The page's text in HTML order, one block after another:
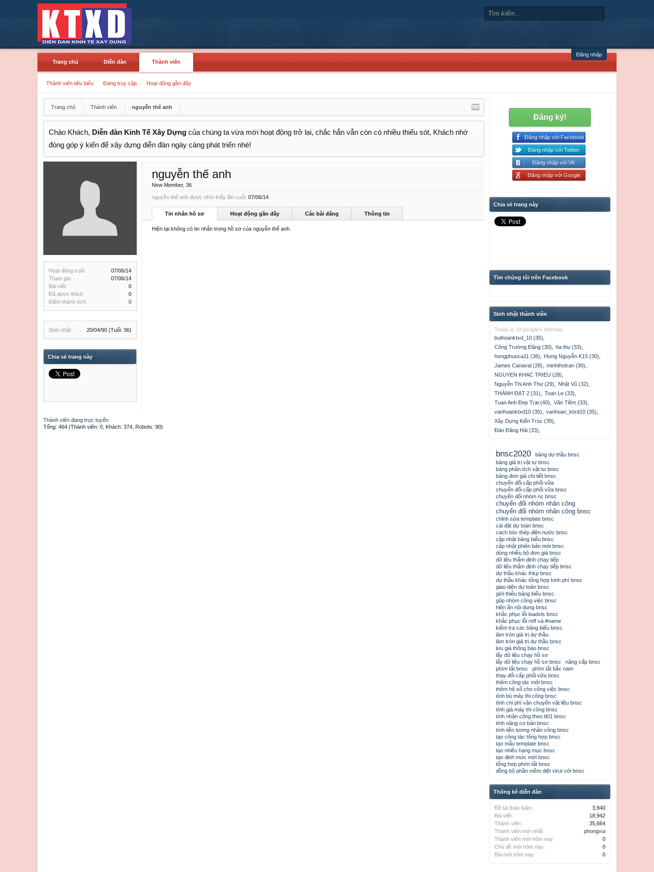
Đăng nhập
Trang chủ
Diễn đàn Thành viên
Thành viên tiêu biểu Đang truy cập Hoạt động gần đây
Trang chủ Thành viên nguyễn thế anh
Chào Khách, Diễn đàn Kinh Tế Xây Dựng của chúng ta vừa mới hoạt động trở lại, chắc hẳn vẫn còn có nhiều thiếu sót, Khách nhớ
đóng góp ý kiến để xây dựng diễn đàn ngày càng phát triển nhé!
Hoạt động cuối:
07/06/14
Tham gia:
07/06/14
Bài viết:
0
Đã được thích:
0
Điểm thành tích:
0
Sinh nhật: 20/04/90 (Tuổi: 36)
Chia sẻ trang này
nguyễn thế anh
New Member, 36
nguyễn thế anh được nhìn thấy lần cuối: 07/06/14
Tin nhắn hồ sơ Hoạt động gần đây Các bài đăng Thông tin
Hiện tại không có tin nhắn trong hồ sơ của nguyễn thế anh.
Thành viên đang trực tuyến
Tổng: 464 (Thành viên: 0, Khách: 374, Robots: 90)
Đăng ký!
Đăng nhập với Facebook
Đăng nhập với Twitter
Đăng nhập với VK
Đăng nhập với Google
Chia sẻ trang này
Tìm chúng tôi trên Facebook
Sinh nhật thành viên
Today is 18 people's birthday.
buihoanktxd_10 (35)
Công Trường Đặng (30)
ha thu (33)
hongphuoca11 (36)
Hưng Nguyễn K15 (30)
James Canaval (28)
minhthotran (30)
NGUYEN KHAC TRIEU (28)
Nguyễn Thị Anh Thư (29)
Nhật Vũ (32)
THÀNH ĐẠT 2 (31)
Toan Le (33)
Tuan Anh Đep Trai (40)
Văn Tiềm (33)
vanhoanktxd10 (35)
vanhoan_ktxd10 (35)
Xây Dựng Kiến Trúc (39)
Đào Đăng Hải (33)
bnsc2020
bảng dự thầu bnsc
bảng giá trị vật tư bnsc
bảng phân tích vật tư bnsc
bảng đơn giá chi tiết bnsc
chuyển đổi cấp phối vữa
chuyển đổi cấp phối vữa bnsc
chuyển đổi nhóm nc bnsc
chuyển đổi nhóm nhân công
chuyển đổi nhóm nhân công bnsc
chỉnh sửa template bnsc
cài đặt dự toán bnsc
cách bóc thép điện nước bnsc
cập nhật bảng biểu bnsc
cập nhật phiên bản mới bnsc
dùng nhiều bộ đơn giá bnsc
dữ liệu thẩm định chạy tiếp
dữ liệu thẩm định chạy tiếp bnsc
dự thầu khác thkp bnsc
dự thầu khác tổng hợp kinh phí bnsc
giao diện dự toán bnsc
giới thiệu bảng biểu bnsc
gộp nhóm công việc bnsc
hiện ẩn nội dung bnsc
khắc phục lỗi loadxls bnsc
khắc phục lỗi reff và #name
kiểm tra các bảng biểu bnsc
làm tròn giá trị dự thầu
làm tròn giá trị dự thầu bnsc
lưu giá thông báo bnsc
lấy dữ liệu chạy hồ sơ
lấy dữ liệu chạy hồ sơ bnsc
nâng cấp bnsc
phím tắt bnsc
phím tắt bắc nam
thay đổi cấp phối vữa bnsc
thêm công tác mới bnsc
thêm hệ số cho công việc bnsc
tính bù máy thi công bnsc
tính chi phí vận chuyển vật liệu bnsc
tính giá máy thi công bnsc
tính nhân công theo tt01 bnsc
tính năng cơ bản bnsc
tính tiền lương nhân công bnsc
tạo công tác tổng hợp bnsc
tạo mẫu template bnsc
tạo nhiều hạng mục bnsc
tạo định mức mới bnsc
tổng hợp phím tắt bnsc
đồng bộ phần mềm diệt virut với bnsc
Thống kê diễn đàn
Đề tài thảo luận:
3,940
Bài viết:
18,942
Thành viên:
35,664
Thành viên mới nhất:
phongvui
Thành viên mới hôm nay:
0
Chủ đề mới hôm nay:
0
Bài mới hôm nay:
0